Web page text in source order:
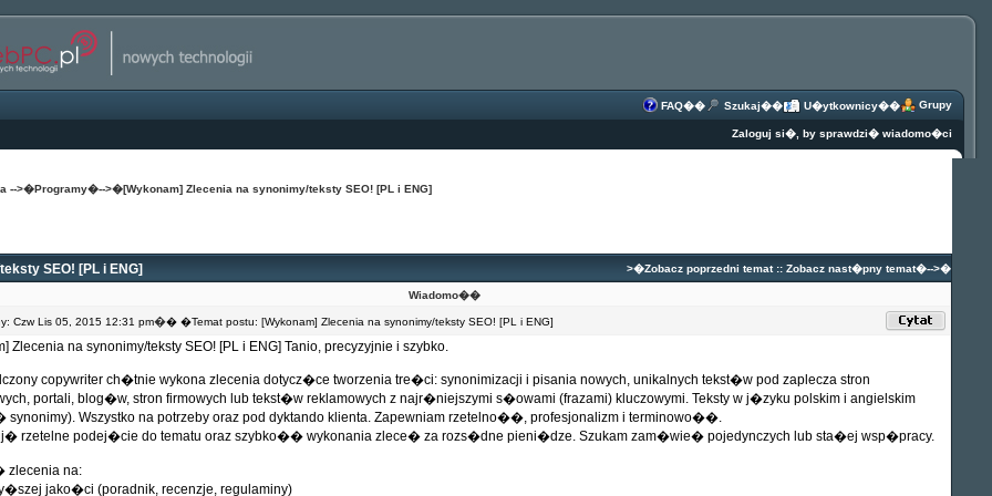
FAQ�� Szukaj�� U�ytkownicy�� Grupy
Zaloguj si�, by sprawdzi� wiadomo�ci
-->�Programy�-->�[Wykonam] Zlecenia na synonimy/teksty SEO! [PL i ENG]
SEO! [PL i ENG] >�Zobacz poprzedni temat:: Zobacz nast�pny temat�-->�
Wiadomo��
Czw Lis 05, 2015 12:31 pm�� �Temat postu: [Wykonam] Zlecenia na synonimy/teksty SEO! [PL i ENG]
Zlecenia na synonimy/teksty SEO! [PL i ENG] Tanio, precyzyjnie i szybko.
copywriter ch�tnie wykona zlecenia dotycz�ce tworzenia tre�ci: synonimizacji i pisania nowych, unikalnych tekst�w pod zaplecza stron
portali, blog�w, stron firmowych lub tekst�w reklamowych z najr�niejszymi s�owami (frazami) kluczowymi. Teksty w j�zyku polskim i angielskim
Wszystko na potrzeby oraz pod dyktando klienta. Zapewniam rzetelno��, profesjonalizm i terminowo��.
rzetelne podej�cie do tematu oraz szybko�� wykonania zlece� za rozs�dne pieni�dze. Szukam zam�wie� pojedynczych lub sta�ej wsp�pracy.
zlecenia na:
jako�ci (poradnik, recenzje, regulaminy)